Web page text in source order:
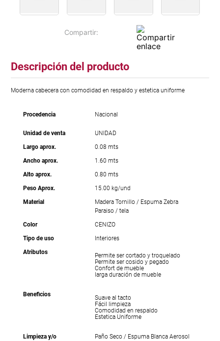
Descripción del producto
Moderna cabecera con comodidad en respaldo y estetica uniforme
Procedencia Nacional
Unidad de venta
UNIDAD
Largo aprox.
0.08 mts
Ancho aprox.
1.60 mts
Alto aprox.
0.80 mts
Peso Aprox.
15.00 kg/und
Material
Madera Tornillo / Espuma Zebra
Paraiso / tela
Color
CENIZO
Tipo de uso
Interiores
Atributos
Permite ser cortado y troquelado
Permite ser cosido y pegado
Confort de mueble
larga duración de mueble
Beneficios
Suave al tacto
Fácil limpieza
Comodidad en respaldo
Estetica Uniforme
Limpieza y/o Paño Seco / Espuma Blanca Aerosol